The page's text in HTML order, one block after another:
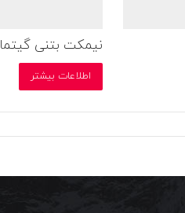
نیمکت بتنی گیتما
اطلاعات بیشتر